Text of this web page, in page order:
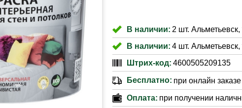
В наличии: 2 шт.
В наличии: 4 шт.
Штрих-код: 4600505209135
Бесплатно: при онлайн
Оплата: при получении